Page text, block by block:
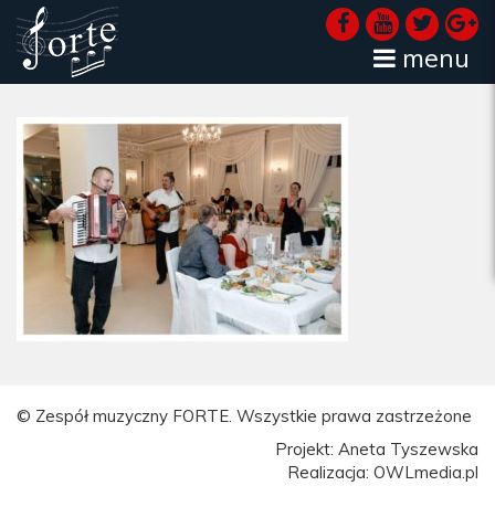
menu
© Zespół muzyczny FORTE. Wszystkie prawa zastrzeżone
Projekt: Aneta Tyszewska
Realizacja: OWLmedia.pl